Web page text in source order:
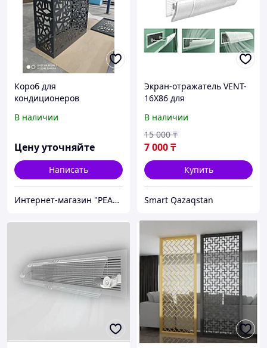
Короб для
кондиционеров
В наличии
Цену уточняйте
Написать
Интернет-магазин "РЕАЛ ПРАЙС"
Экран-отражатель VENT-
16X86 для
решетки от 49 до 86 см,
высота экрана 16 см
В наличии
7 000₸
15 000 ₸
Купить
Smart Qazaqstan